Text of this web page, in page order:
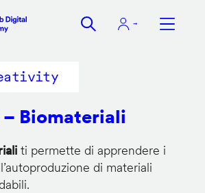
– Biomateriali
ti permette di apprendere i
di materiali